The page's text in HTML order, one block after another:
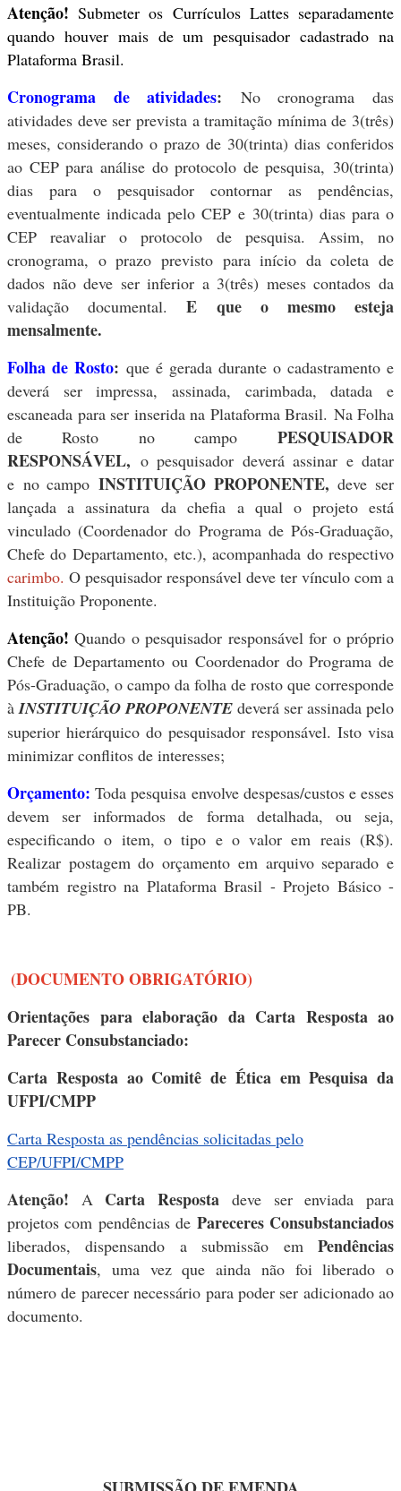
Atenção! Submeter os Currículos Lattes separadamente
quando houver mais de um pesquisador cadastrado na
Plataforma Brasil.
Cronograma de atividades: No cronograma das
atividades deve ser prevista a tramitação mínima de 3(três)
meses, considerando o prazo de 30(trinta) dias conferidos
ao CEP para análise do protocolo de pesquisa, 30(trinta)
dias para o pesquisador contornar as pendências,
eventualmente indicada pelo CEP e 30(trinta) dias para o
CEP reavaliar o protocolo de pesquisa. Assim, no
cronograma, o prazo previsto para início da coleta de
dados não deve ser inferior a 3(três) meses contados da
validação documental.E que o mesmo esteja
mensalmente.
Folha de Rosto: que é gerada durante o cadastramento e
deverá ser impressa, assinada, carimbada, datada e
escaneada para ser inserida na Plataforma Brasil. Na Folha
de Rosto no campo PESQUISADOR
RESPONSÁVEL, o pesquisador deverá assinar e datar
e no campo INSTITUIÇÃO PROPONENTE,deve ser
lançada a assinatura da chefia a qual o projeto está
vinculado (Coordenador do Programa de Pós-Graduação,
Chefe do Departamento, etc.), acompanhada do respectivo
carimbo. O pesquisador responsável deve ter vínculo com a
Instituição Proponente.
Atenção!Quando o pesquisador responsável for o próprio
Chefe de Departamento ou Coordenador do Programa de
Pós-Graduação, o campo da folha de rosto que corresponde
àINSTITUIÇÃO PROPONENTE deverá ser assinada pelo
superior hierárquico do pesquisador responsável. Isto visa
minimizar conflitos de interesses;
Orçamento:Toda pesquisa envolve despesas/custos e esses
devem ser informados de forma detalhada, ou seja,
especificando o item, o tipo e o valor em reais (R$).
Realizar postagem do orçamento em arquivo separado e
também registro na Plataforma Brasil - Projeto Básico -
PB.
(DOCUMENTO OBRIGATÓRIO)
Orientações para elaboração da Carta Resposta ao
Parecer Consubstanciado:
Carta Resposta ao Comitê de Ética em Pesquisa da
UFPI/CMPP
Carta Resposta as pendências solicitadas pelo
CEP/UFPI/CMPP
Atenção! A Carta Resposta deve ser enviada para
projetos com pendências de Pareceres Consubstanciados
liberados, dispensando a submissão em Pendências
Documentais, uma vez que ainda não foi liberado o
número de parecer necessário para poder ser adicionado ao
documento.